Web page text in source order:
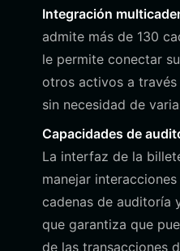
Integración
admite más de 130
le permite conectar
otros activos a
sin necesidad de
Capacidades de
La interfaz de la
manejar
cadenas de auditoría
que garantiza que
de las transacciones